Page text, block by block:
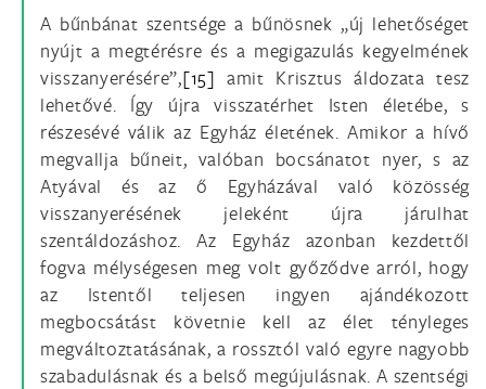
A bűnbánat szentsége a bűnösnek „új lehetőséget
nyújt a megtérésre és a megigazulás kegyelmének
visszanyerésére”,[15] amit Krisztus áldozata tesz
lehetővé. Így újra visszatérhet Isten életébe, s
részesévé válik az Egyház életének. Amikor a hívő
megvallja bűneit, valóban bocsánatot nyer, s az
Atyával és az ő Egyházával való közösség
visszanyerésének jeleként újra járulhat
szentáldozáshoz. Az Egyház azonban kezdettől
fogva mélységesen meg volt győződve arról, hogy
az Istentől teljesen ingyen ajándékozott
megbocsátást követnie kell az élet tényleges
megváltoztatásának, a rossztól való egyre nagyobb
szabadulásnak és a belső megújulásnak. A szentségi